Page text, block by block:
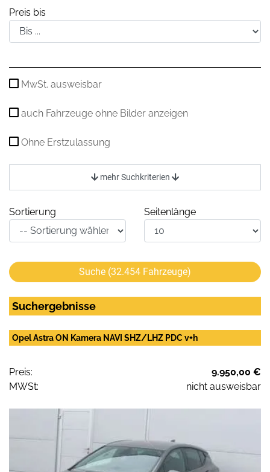
Preis bis
MwSt. ausweisbar
auch Fahrzeuge ohne Bilder anzeigen
Ohne Erstzulassung
mehr Suchkriterien
Sortierung Seitenlänge
Suche (32.454 Fahrzeuge)
Suchergebnisse
Opel Astra ON Kamera NAVI SHZ/LHZ PDC v+h
Preis:
9.950,00 €
MWSt:
nicht ausweisbar